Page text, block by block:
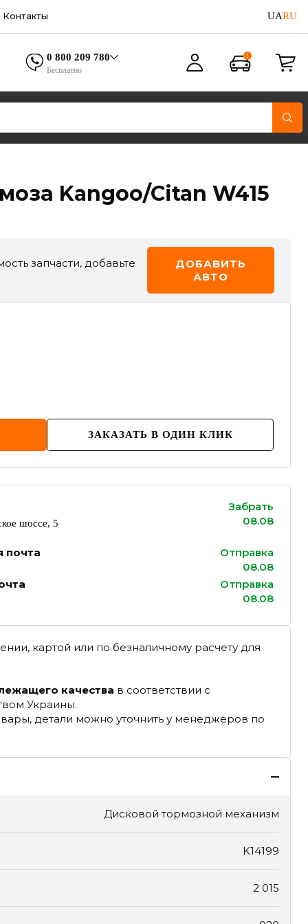
Контакты UARU
0 800 209 780
Бесплатно
Kangoo/Citan W415
запчасти, добавьте
ДОБАВИТЬ
АВТО
ЗАКАЗАТЬ В ОДИН КЛИК
шоссе, 5
Забрать
08.08
почта
Отправка
08.08
Отправка
08.08
картой или по безналичному расчету для
качества в соответствии с
Украины.
детали можно уточнить у менеджеров по
Дисковой тормозной механизм
K14199
2 015